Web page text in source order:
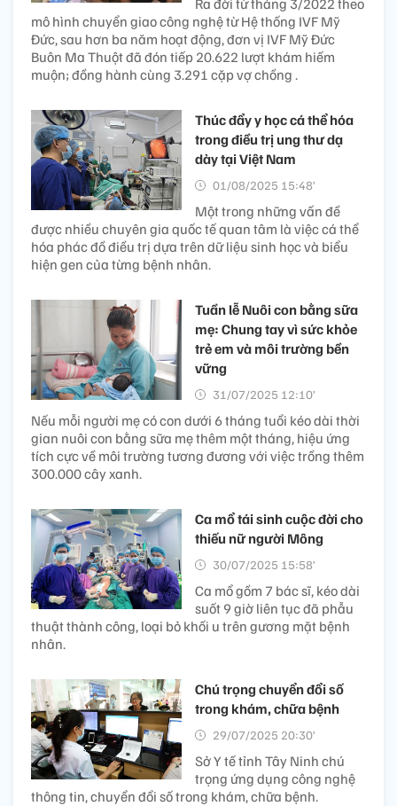
mô hình chuyển giao công nghệ từ Hệ thống IVF Mỹ
Đức, sau hơn ba năm hoạt động, đơn vị IVF Mỹ Đức
Buôn Ma Thuột đã đón tiếp 20.622 lượt khám hiếm
muộn; đồng hành cùng 3.291 cặp vợ chồng .
Thúc đẩy y học cá thể hóa
trong điều trị ung thư dạ
dày tại Việt Nam
01/08/2025 15:48’
Một trong những vấn đề
được nhiều chuyên gia quốc tế quan tâm là việc cá thể
hóa phác đồ điều trị dựa trên dữ liệu sinh học và biểu
hiện gen của từng bệnh nhân.
Tuần lễ Nuôi con bằng sữa
mẹ: Chung tay vì sức khỏe
trẻ em và môi trường bền
vững
31/07/2025 12:10’
Nếu mỗi người mẹ có con dưới 6 tháng tuổi kéo dài thời
gian nuôi con bằng sữa mẹ thêm một tháng, hiệu ứng
tích cực về môi trường tương đương với việc trồng thêm
300.000 cây xanh.
Ca mổ tái sinh cuộc đời cho
thiếu nữ người Mông
30/07/2025 15:58’
Ca mổ gồm 7 bác sĩ, kéo dài
suốt 9 giờ liên tục đã phẫu
thuật thành công, loại bỏ khối u trên gương mặt bệnh
nhân.
Chú trọng chuyển đổi số
trong khám, chữa bệnh
29/07/2025 20:30’
Sở Y tế tỉnh Tây Ninh chú
trọng ứng dụng công nghệ
thông tin, chuyển đổi số trong khám, chữa bệnh.